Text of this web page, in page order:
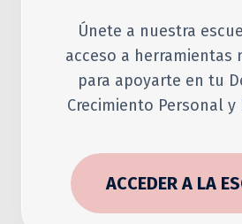
Únete a nuestra
acceso a herramientas
para apoyarte en tu
Crecimiento Personal
ACCEDER A LA